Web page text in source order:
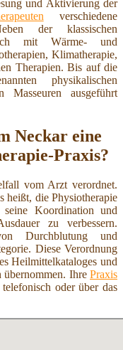
und Aktivierung der
verschiedene
der klassischen
mit Wärme- und
Klimatherapie,
Therapien. Bis auf die
physikalischen
Masseuren ausgeführt
Neckar eine
Praxis?
vom Arzt verordnet.
heißt, die Physiotherapie
seine Koordination und
zu verbessern.
Durchblutung und
Diese Verordnung
Heilmittelkataloges und
übernommen. Ihre Praxis
oder über das